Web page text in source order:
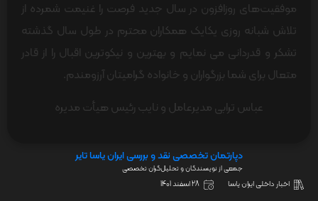
موفقیت‌های روزافزون در سال جدید فرصت را غنیمت شمرده از
تلاش شبانه روزی یکایک همکاران محترم در طول سال گذشته
تشکر و قدردانی می نمایم و بهترین و نیکوترین اقبال را از قادر
متعال برای شما بزرگواران و خانواده گرامیتان آرزومندم.
عباس ترابی مدیرعامل و نایب رئیس هیأت مدیره
دپارتمان تخصصی نقد و بررسی ایران یاسا تایر
جمعی از نویسندگان و تحلیل‌گران تخصصی
اخبار داخلی ایران یاسا 28 اسفند 1401